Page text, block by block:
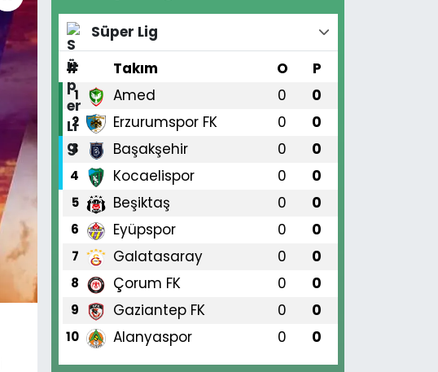
Süper Lig
#
Takım O P
1 Amed 0 0
2 Erzurumspor FK 0 0
3 Başakşehir 0 0
4 Kocaelispor 0 0
5 Beşiktaş 0 0
6 Eyüpspor 0 0
7 Galatasaray 0 0
8 Çorum FK 0 0
9 Gaziantep FK 0 0
10 Alanyaspor 0 0